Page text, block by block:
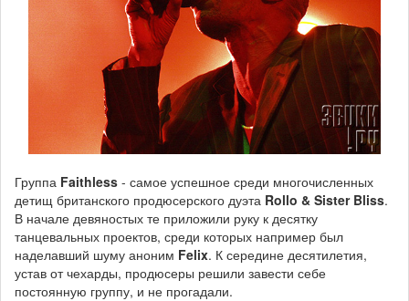
Группа Faithless - самое успешное среди многочисленных
детищ британского продюсерского дуэта Rollo & Sister Bliss.
В начале девяностых те приложили руку к десятку
танцевальных проектов, среди которых например был
наделавший шуму аноним Felix. К середине десятилетия,
устав от чехарды, продюсеры решили завести себе
постоянную группу, и не прогадали.